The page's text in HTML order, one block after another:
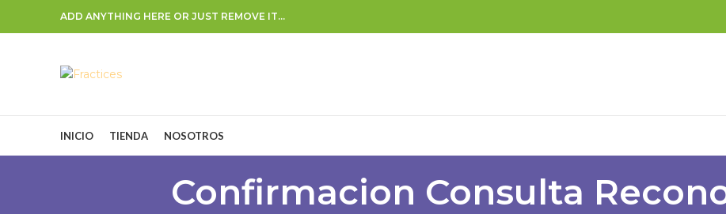
ADD ANYTHING HERE OR JUST REMOVE IT…
INICIO TIENDA NOSOTROS
Confirmacion Consulta